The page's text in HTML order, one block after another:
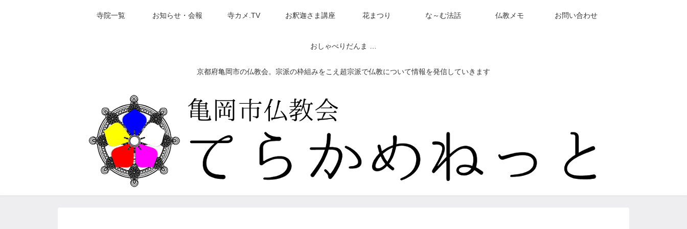
京都府亀岡市の仏教会。宗派の枠組みをこえ超宗派で仏教について情報を発信していきます
寺院一覧 お知らせ・会報 寺カメ.TV お釈迦さま講座 花まつり な～む法話 仏教メモ お問い合わせ